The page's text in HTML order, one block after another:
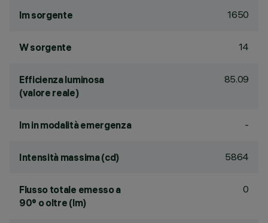
lm sorgente 1650
W sorgente 14
Efficienza luminosa
(valore reale)
85.09
lm in modalità emergenza -
Intensità massima (cd) 5864
Flusso totale emesso a
90° o oltre (lm)
0